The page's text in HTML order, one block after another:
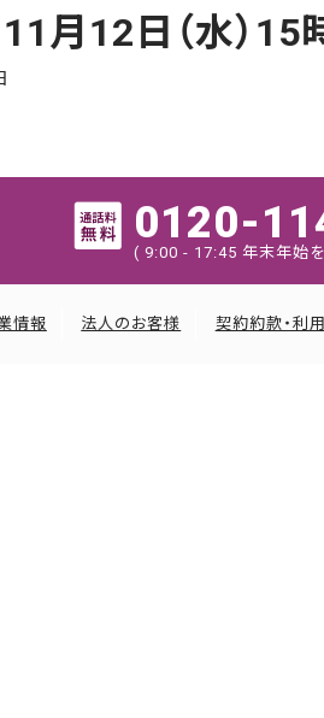
月12日（水）15
0120-
( 9:00 - 17:45 年末年始を
情報 法人のお客様 契約約款・利